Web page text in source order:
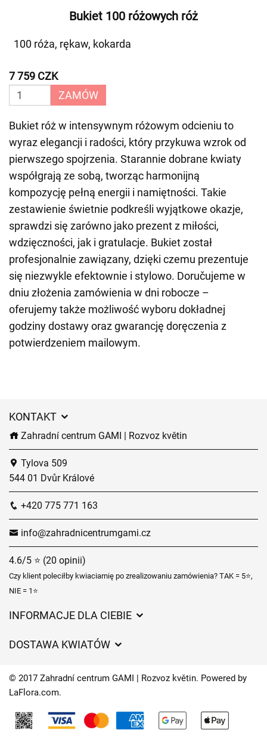
Bukiet 100 różowych róż
100 róża, rękaw, kokarda
7 759 CZK
ZAMÓW
Bukiet róż w intensywnym różowym odcieniu to
wyraz elegancji i radości, który przykuwa wzrok od
pierwszego spojrzenia. Starannie dobrane kwiaty
współgrają ze sobą, tworząc harmonijną
kompozycję pełną energii i namiętności. Takie
zestawienie świetnie podkreśli wyjątkowe okazje,
sprawdzi się zarówno jako prezent z miłości,
wdzięczności, jak i gratulacje. Bukiet został
profesjonalnie zawiązany, dzięki czemu prezentuje
się niezwykle efektownie i stylowo. Doručujeme w
dniu złożenia zamówienia w dni robocze –
oferujemy także możliwość wyboru dokładnej
godziny dostawy oraz gwarancję doręczenia z
potwierdzeniem mailowym.
KONTAKT
Zahradní centrum GAMI | Rozvoz květin
Tylova 509
544 01 Dvůr Králové
+420 775 771 163
info@zahradnicentrumgami.cz
4.6/5 ⭐ (20 opinii)
Czy klient poleciłby kwiaciarnię po zrealizowaniu zamówienia? TAK = 5⭐,
NIE = 1⭐
INFORMACJE DLA CIEBIE
Czasy dostawy kwiatów – przegląd możliwości
DOSTAWA KWIATÓW
Gdzie dostarczamy kwiaty
Kontakt
© 2017 Zahradní centrum GAMI | Rozvoz květin. Powered by
LaFlora.com.